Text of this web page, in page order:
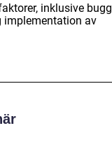
inklusive
implementation av